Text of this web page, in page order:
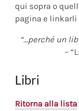
qui sopra o
pagina e linkarli
“…perché un
–
Libri
Ritorna alla lista